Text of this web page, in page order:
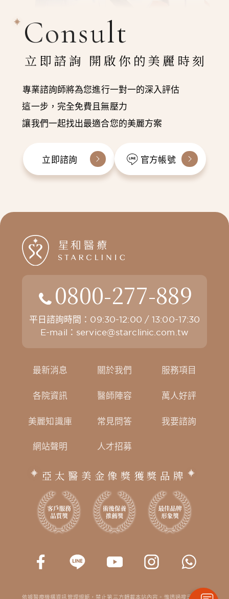
Consult
立即諮詢 開啟你的美麗時刻
專業諮詢師將為您進行一對一的深入評估
這一步，完全免費且無壓力
讓我們一起找出最適合您的美麗方案
立即諮詢 官方帳號
0800-277-889
平日諮詢時間：09:30-12:00 / 13:00-17:30
E-mail： service@starclinic.com.tw
最新消息 關於我們 服務項目
各院資訊 醫師陣容 萬人好評
美麗知識庫 常見問答 我要諮詢
網站聲明 人才招募
亞太醫美金像獎獲獎品牌
依據醫療機構資訊管理規範，禁止第三方轉載本站內容。惟透過搜尋